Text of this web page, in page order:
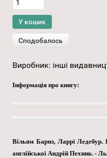
Виробник: інші
Інформація про книгу:
Вільям Барнз, Ларрі Ледебур.
англійської Андрій Пехник. -